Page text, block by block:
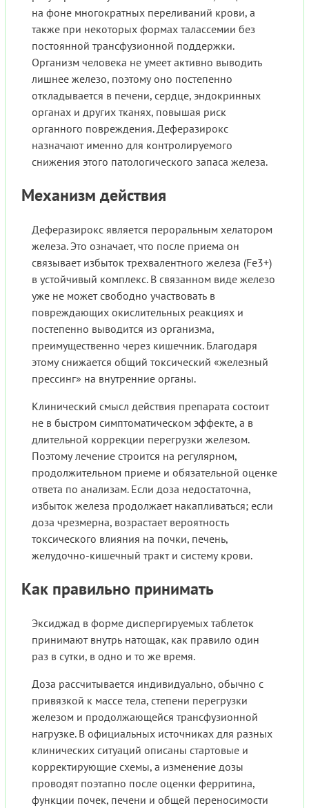
на фоне многократных переливаний крови, а
также при некоторых формах талассемии без
постоянной трансфузионной поддержки.
Организм человека не умеет активно выводить
лишнее железо, поэтому оно постепенно
откладывается в печени, сердце, эндокринных
органах и других тканях, повышая риск
органного повреждения. Деферазирокс
назначают именно для контролируемого
снижения этого патологического запаса железа.
Механизм действия
Деферазирокс является пероральным хелатором
железа. Это означает, что после приема он
связывает избыток трехвалентного железа (Fe3+)
в устойчивый комплекс. В связанном виде железо
уже не может свободно участвовать в
повреждающих окислительных реакциях и
постепенно выводится из организма,
преимущественно через кишечник. Благодаря
этому снижается общий токсический «железный
прессинг» на внутренние органы.
Клинический смысл действия препарата состоит
не в быстром симптоматическом эффекте, а в
длительной коррекции перегрузки железом.
Поэтому лечение строится на регулярном,
продолжительном приеме и обязательной оценке
ответа по анализам. Если доза недостаточна,
избыток железа продолжает накапливаться; если
доза чрезмерна, возрастает вероятность
токсического влияния на почки, печень,
желудочно-кишечный тракт и систему крови.
Как правильно принимать
Эксиджад в форме диспергируемых таблеток
принимают внутрь натощак, как правило один
раз в сутки, в одно и то же время.
Доза рассчитывается индивидуально, обычно с
привязкой к массе тела, степени перегрузки
железом и продолжающейся трансфузионной
нагрузке. В официальных источниках для разных
клинических ситуаций описаны стартовые и
корректирующие схемы, а изменение дозы
проводят поэтапно после оценки ферритина,
функции почек, печени и общей переносимости